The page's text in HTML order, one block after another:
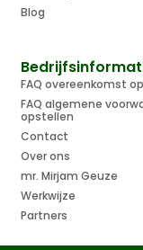
Blog
FAQ overeenkomst
FAQ algemene
opstellen
Contact
Over ons
mr. Mirjam Geuze
Werkwijze
Partners